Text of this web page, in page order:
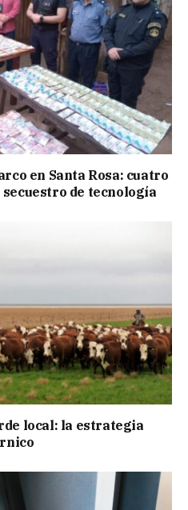
en Santa Rosa: cuatro
de tecnología
local: la estrategia